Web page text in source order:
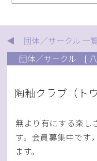
◀ 団体／サークル 一
団体／サークル
[
陶釉クラブ（ト
無より有にする楽し
す。会員募集中です
ます。